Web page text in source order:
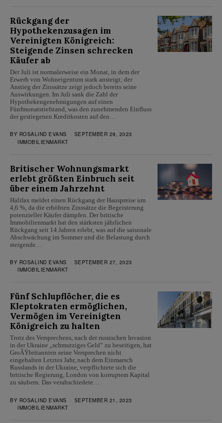
Rückgang der
Hypothekenzusagen im
Vereinigten Königreich:
Steigende Zinsen schrecken
Käufer ab
Der Juli ist normalerweise ein Monat, in dem der
Erwerb von Wohneigentum stark ansteigt; der
Anstieg der Zinssätze zeigt jedoch bereits seine
Auswirkungen. Im Juli sank die Zahl der
Hypothekengenehmigungen auf einen
Fünfmonatstiefstand, was den zunehmenden Einfluss
der gestiegenen Kreditkosten auf den…
BY ROSALIND EVANS
SEPTEMBER 29, 2023
IMMOBILIENMARKT
Britischer Wohnungsmarkt
erlebt größten Einbruch seit
über einem Jahrzehnt
Halifax meldet einen Rückgang der Hauspreise um
4,6 %, da die erhöhten Zinssätze die Begeisterung
potenzieller Käufer dämpfen. Der britische
Immobilienmarkt hat den stärksten jährlichen
Rückgang seit 14 Jahren erlebt, was auf die saisonale
Abschwächung im Sommer und die Belastung durch
steigende…
BY ROSALIND EVANS
SEPTEMBER 27, 2023
IMMOBILIENMARKT
Fünf Schlupflöcher, die es
Kleptokraten ermöglichen,
Vermögen im Vereinigten
Königreich zu halten
Trotz des Versprechens, nach der russischen Invasion
in der Ukraine „schmutziges Geld“ zu beseitigen, hat
GroÃŸbritannien seine Versprechen nicht
eingehalten Letztes Jahr, nach dem Einmarsch
Russlands in der Ukraine, verpflichtete sich die
britische Regierung, London von korruptem Kapital
zu säubern. Das verabschiedete…
BY ROSALIND EVANS
SEPTEMBER 21, 2023
IMMOBILIENMARKT